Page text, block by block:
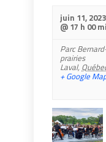
juin 11,
@ 17 h 00
Parc
prairies
Laval,
+ Google